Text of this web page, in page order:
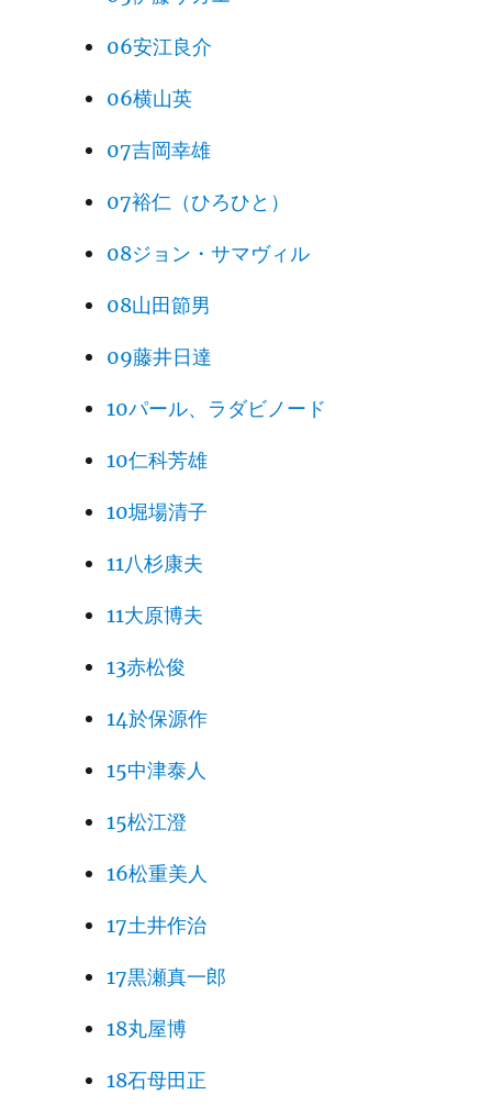
06安江良介
06横山英
07吉岡幸雄
07裕仁（ひろひと）
08ジョン・サマヴィル
08山田節男
09藤井日達
10パール、ラダビノード
10仁科芳雄
10堀場清子
11八杉康夫
11大原博夫
13赤松俊
14於保源作
15中津泰人
15松江澄
16松重美人
17土井作治
17黒瀬真一郎
18丸屋博
18石母田正